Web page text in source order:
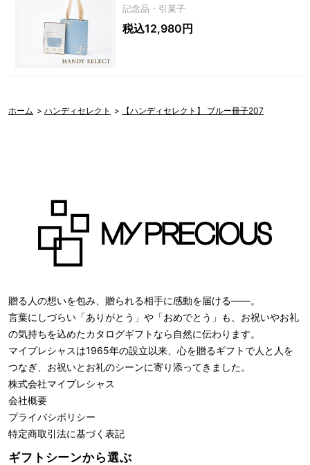
記念品・引菓子
税込12,980円
ホーム > ハンディセレクト > 【ハンディセレクト】 ブルー冊子207
贈る人の想いを包み、贈られる相手に感動を届ける――。
言葉にしづらい「ありがとう」や「おめでとう」も、お祝いやお礼
の気持ちを込めたカタログギフトなら自然に伝わります。
マイプレシャスは1965年の設立以来、心を贈るギフトで人と人を
つなぎ、お祝いとお礼のシーンに寄り添ってきました。
株式会社マイプレシャス
会社概要
プライバシポリシー
特定商取引法に基づく表記
ギフトシーンから選ぶ